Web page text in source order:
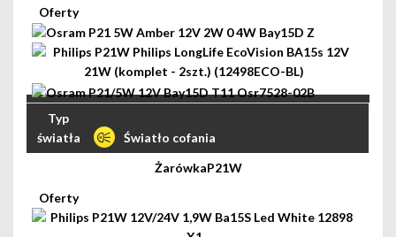
Światło cofania
P21W